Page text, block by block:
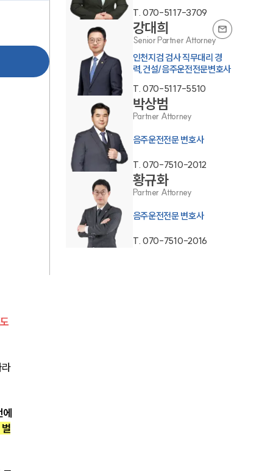
팀소개
팀소개
대륜의 강점
오시는 길
글로벌 파트너 로펌
고객의 소리
통합검색
AI대륜
라
T. 070-5117-3709
강대희
Senior Partner Attorney
인천지검 검사 직무대리 경
력,건설/음주운전전문변호사
T. 070-5117-5510
박상범
Partner Attorney
음주운전전문 변호사
T. 070-7510-2012
황규화
Partner Attorney
음주운전전문 변호사
T. 070-7510-2016